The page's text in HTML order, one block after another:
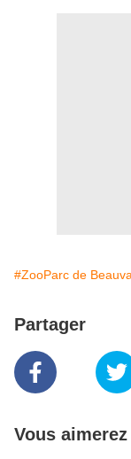
#ZooParc de
Partager
Vous